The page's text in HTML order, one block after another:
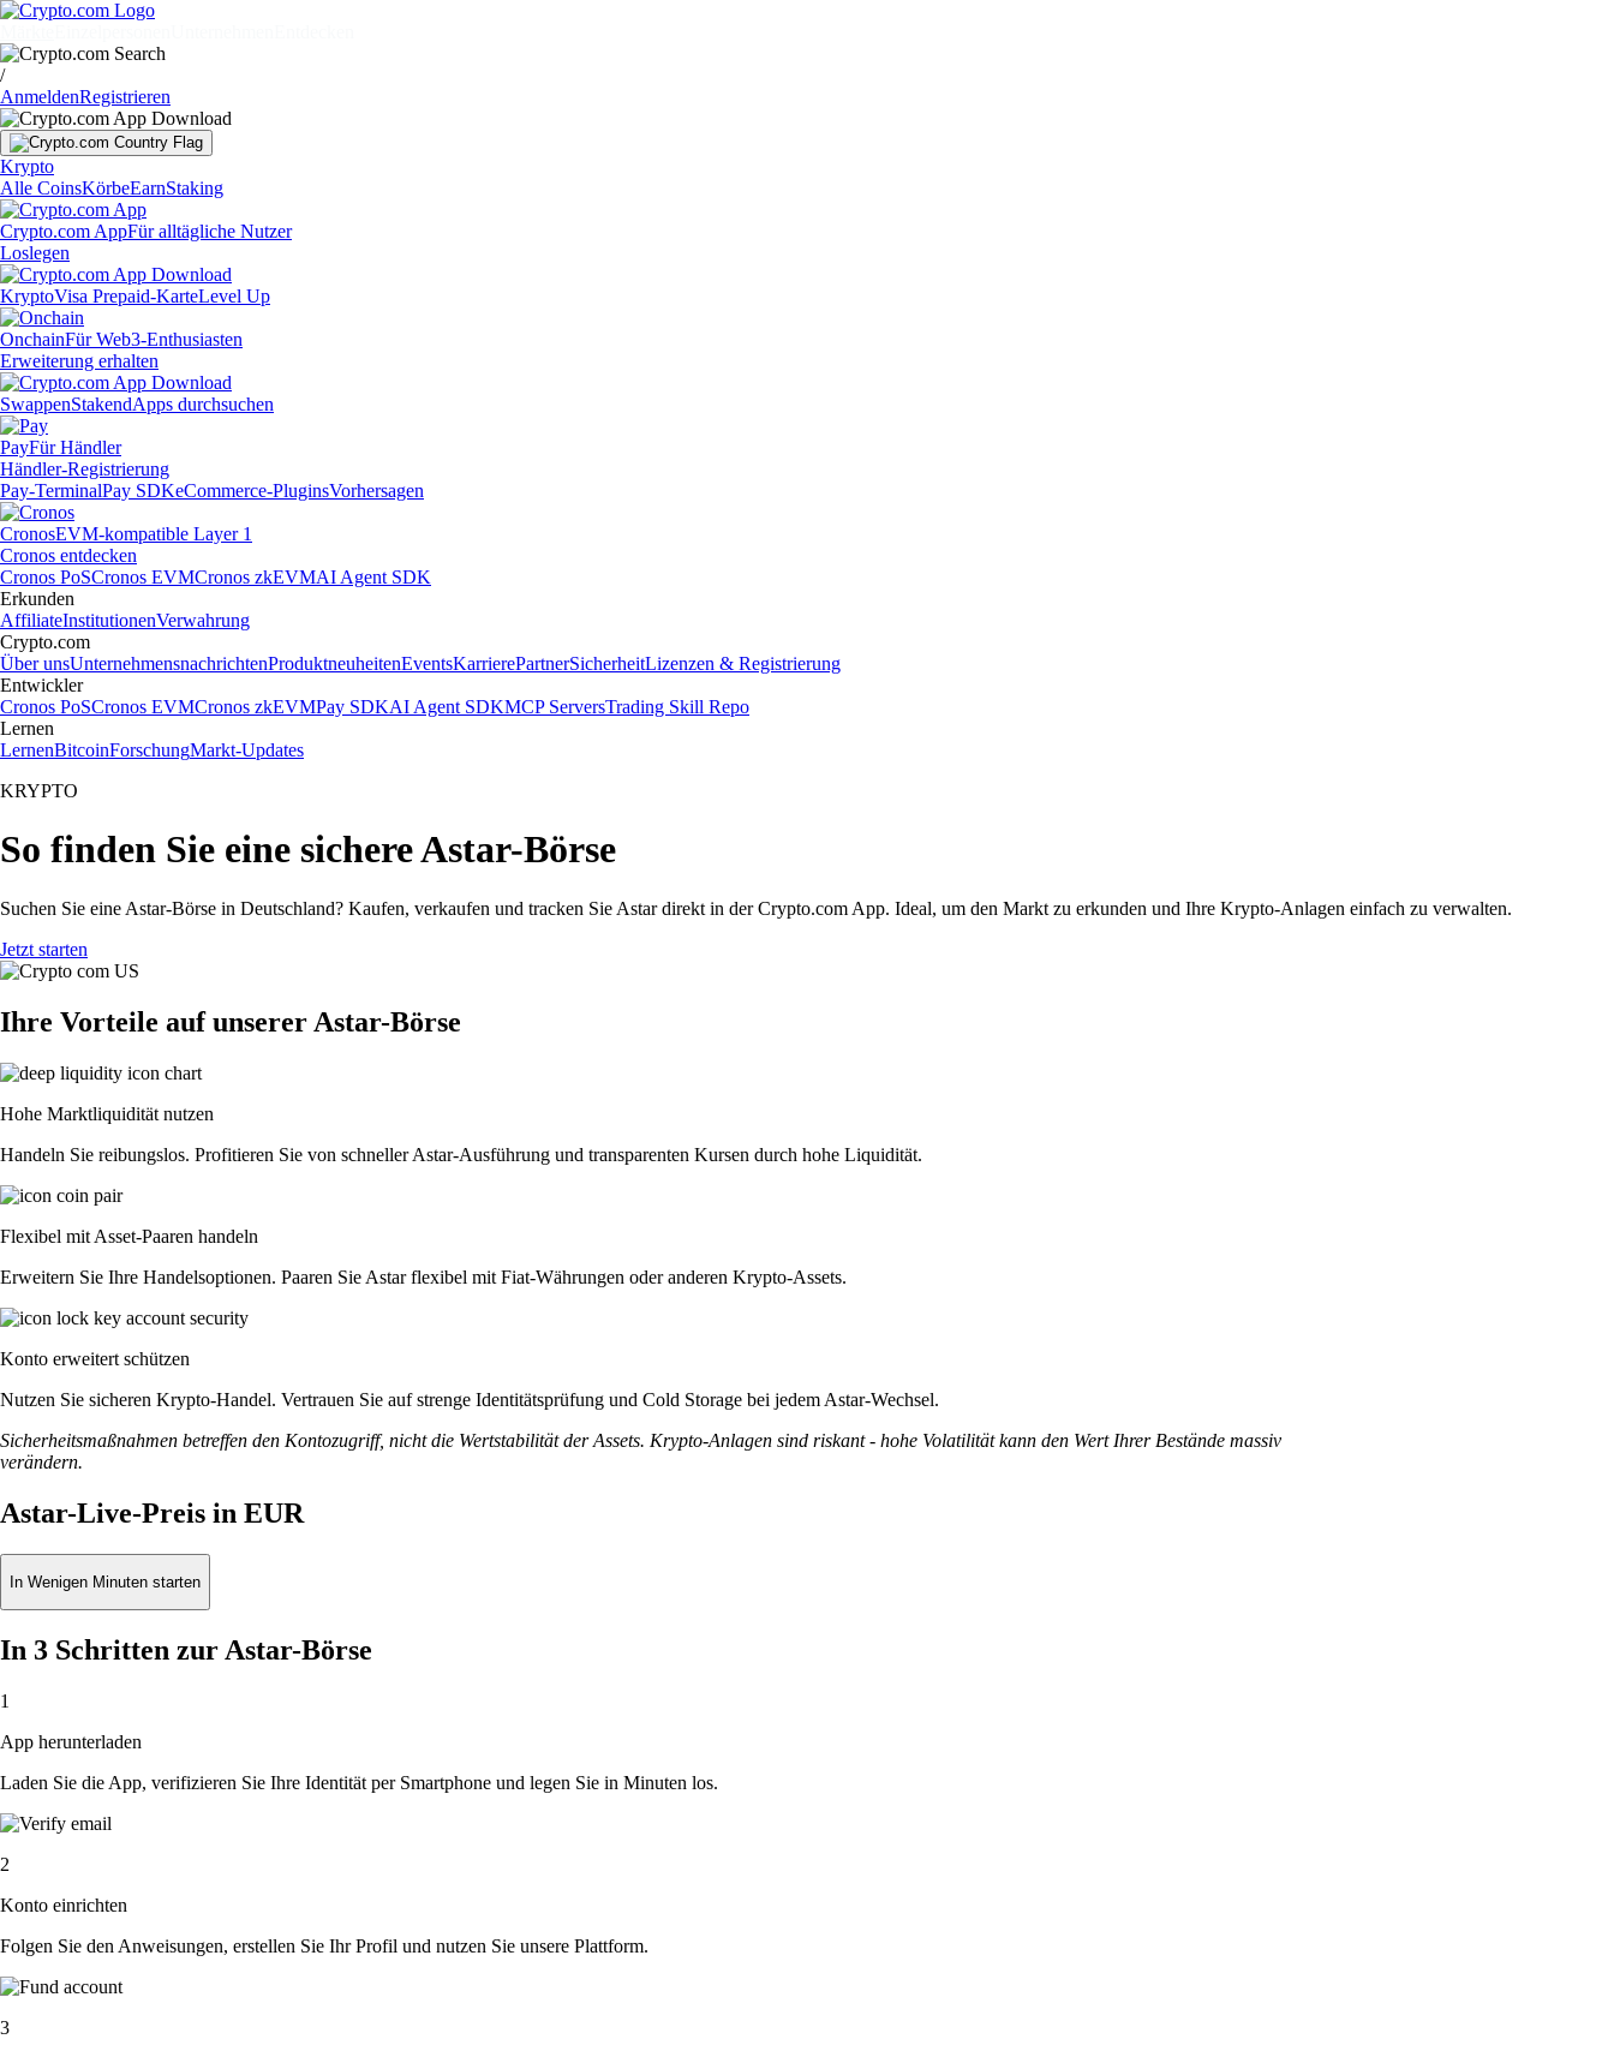
/
AnmeldenRegistrieren
Krypto
Alle CoinsKörbeEarnStaking
Crypto.com AppFür alltägliche Nutzer
Loslegen
KryptoVisa Prepaid-KarteLevel Up
OnchainFür Web3-Enthusiasten
Erweiterung erhalten
SwappenStakendApps durchsuchen
PayFür Händler
Händler-Registrierung
Pay-TerminalPay SDKeCommerce-PluginsVorhersagen
CronosEVM-kompatible Layer 1
Cronos entdecken
Cronos PoSCronos EVMCronos zkEVMAI Agent SDK
Erkunden
AffiliateInstitutionenVerwahrung
Crypto.com
Über unsUnternehmensnachrichtenProduktneuheitenEventsKarrierePartnerSicherheitLizenzen & Registrierung
Entwickler
Cronos PoSCronos EVMCronos zkEVMPay SDKAI Agent SDKMCP ServersTrading Skill Repo
Lernen
LernenBitcoinForschungMarkt-Updates
KRYPTO
So finden Sie eine sichere Astar-Börse
Suchen Sie eine Astar-Börse in Deutschland? Kaufen, verkaufen und tracken Sie Astar direkt in der Crypto.com App. Ideal, um den Markt zu erkunden und Ihre Krypto-Anlagen einfach zu verwalten.
Jetzt starten
Ihre Vorteile auf unserer Astar-Börse
Hohe Marktliquidität nutzen
Handeln Sie reibungslos. Profitieren Sie von schneller Astar-Ausführung und transparenten Kursen durch hohe Liquidität.
Flexibel mit Asset-Paaren handeln
Erweitern Sie Ihre Handelsoptionen. Paaren Sie Astar flexibel mit Fiat-Währungen oder anderen Krypto-Assets.
Konto erweitert schützen
Nutzen Sie sicheren Krypto-Handel. Vertrauen Sie auf strenge Identitätsprüfung und Cold Storage bei jedem Astar-Wechsel.
Sicherheitsmaßnahmen betreffen den Kontozugriff, nicht die Wertstabilität der Assets. Krypto-Anlagen sind riskant - hohe Volatilität kann den Wert Ihrer Bestände massiv
verändern.
Astar-Live-Preis in EUR
In Wenigen Minuten starten
In 3 Schritten zur Astar-Börse
1
App herunterladen
Laden Sie die App, verifizieren Sie Ihre Identität per Smartphone und legen Sie in Minuten los.
2
Konto einrichten
Folgen Sie den Anweisungen, erstellen Sie Ihr Profil und nutzen Sie unsere Plattform.
3